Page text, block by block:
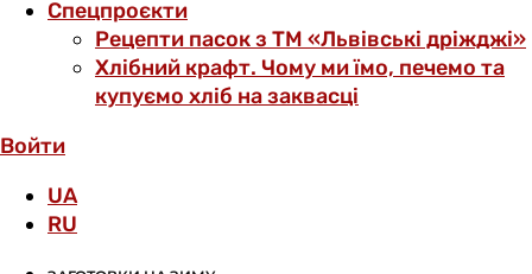
Спецпроєкти
Рецепти пасок з ТМ «Львівські дріжджі»
Хлібний крафт. Чому ми їмо, печемо та
купуємо хліб на заквасці
Войти
UA
RU